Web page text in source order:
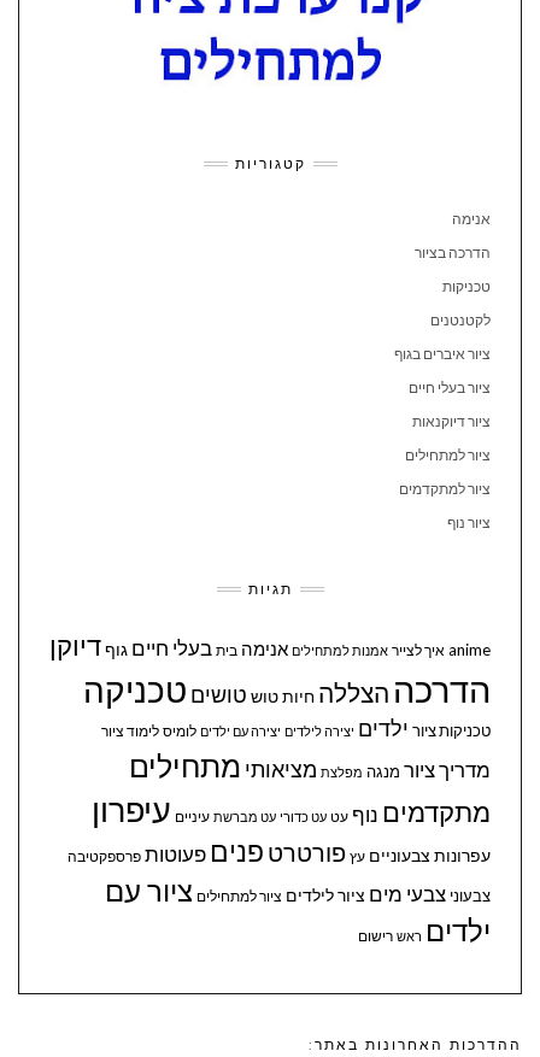
קטגוריות
אנימה
הדרכה בציור
טכניקות
לקטנטנים
ציור איברים בגוף
ציור בעלי חיים
ציור דיוקנאות
ציור למתחילים
ציור למתקדמים
ציור נוף
תגיות
anime איך לצייר אמנות למתחילים אנימה בית בעלי חיים גוףדיוקן
הדרכה הצללה חיותטוש טושים טכניקה
טכניקות ציור ילדים יצירה לילדים יצירה עם ילדים לומיס לימוד ציור
מדריך ציור מנגה מפלצת מציאותי מתחילים
מתקדמים נוף עט עט כדורי עט מברשת עיניים עיפרון
עפרונות צבעוניים עץ פורטרט פנים פעוטות פרספקטיבה
צבעוני צבעי מים ציור לילדים ציור למתחילים ציור עם
ילדים ראש רישום
ההדרכות האחרונות באתר: